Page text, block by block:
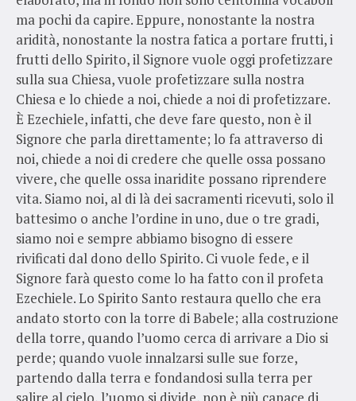
ma pochi da capire. Eppure, nonostante la nostra
aridità, nonostante la nostra fatica a portare frutti, i
frutti dello Spirito, il Signore vuole oggi profetizzare
sulla sua Chiesa, vuole profetizzare sulla nostra
Chiesa e lo chiede a noi, chiede a noi di profetizzare.
È Ezechiele, infatti, che deve fare questo, non è il
Signore che parla direttamente; lo fa attraverso di
noi, chiede a noi di credere che quelle ossa possano
vivere, che quelle ossa inaridite possano riprendere
vita. Siamo noi, al di là dei sacramenti ricevuti, solo il
battesimo o anche l’ordine in uno, due o tre gradi,
siamo noi e sempre abbiamo bisogno di essere
rivificati dal dono dello Spirito. Ci vuole fede, e il
Signore farà questo come lo ha fatto con il profeta
Ezechiele. Lo Spirito Santo restaura quello che era
andato storto con la torre di Babele; alla costruzione
della torre, quando l’uomo cerca di arrivare a Dio si
perde; quando vuole innalzarsi sulle sue forze,
partendo dalla terra e fondandosi sulla terra per
salire al cielo, l’uomo si divide, non è più capace di